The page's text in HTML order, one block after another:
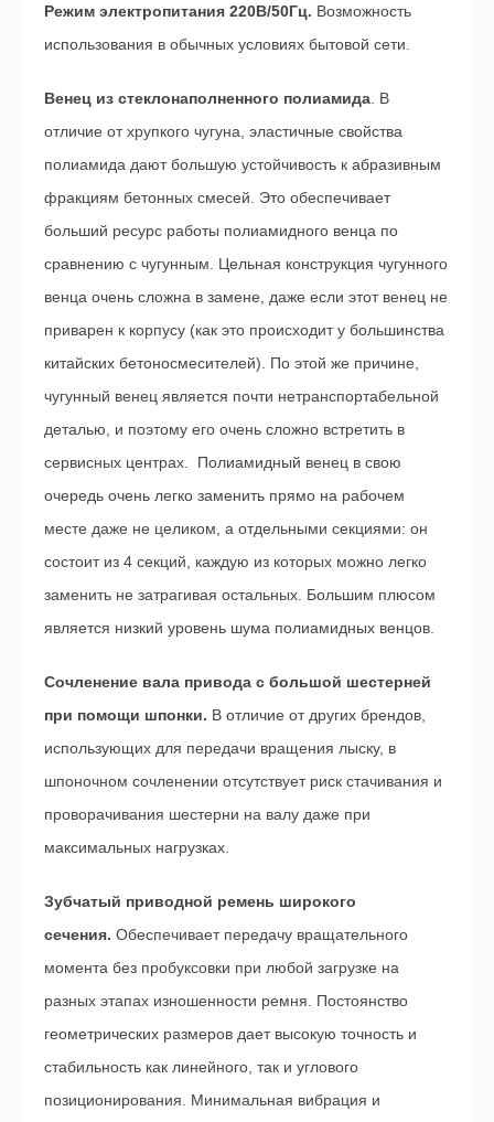
Режим электропитания 220В/50Гц. Возможность
использования в обычных условиях бытовой сети.
Венец из стеклонаполненного полиамида . В
отличие от хрупкого чугуна, эластичные свойства
полиамида дают большую устойчивость к абразивным
фракциям бетонных смесей. Это обеспечивает
больший ресурс работы полиамидного венца по
сравнению с чугунным. Цельная конструкция чугунного
венца очень сложна в замене, даже если этот венец не
приварен к корпусу (как это происходит у большинства
китайских бетоносмесителей). По этой же причине,
чугунный венец является почти нетранспортабельной
деталью, и поэтому его очень сложно встретить в
сервисных центрах. Полиамидный венец в свою
очередь очень легко заменить прямо на рабочем
месте даже не целиком, а отдельными секциями: он
состоит из 4 секций, каждую из которых можно легко
заменить не затрагивая остальных. Большим плюсом
является низкий уровень шума полиамидных венцов.
Сочленение вала привода с большой шестерней
при помощи шпонки. В отличие от других брендов,
использующих для передачи вращения лыску, в
шпоночном сочленении отсутствует риск стачивания и
проворачивания шестерни на валу даже при
максимальных нагрузках.
Зубчатый приводной ремень широкого
сечения. Обеспечивает передачу вращательного
момента без пробуксовки при любой загрузке на
разных этапах изношенности ремня. Постоянство
геометрических размеров дает высокую точность и
стабильность как линейного, так и углового
позиционирования. Минимальная вибрация и